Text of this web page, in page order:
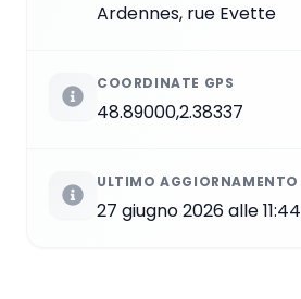
Ardennes, rue Evette
COORDINATE GPS
48.89000,2.38337
ULTIMO AGGIORNAMENTO
27 giugno 2026 alle 11:44